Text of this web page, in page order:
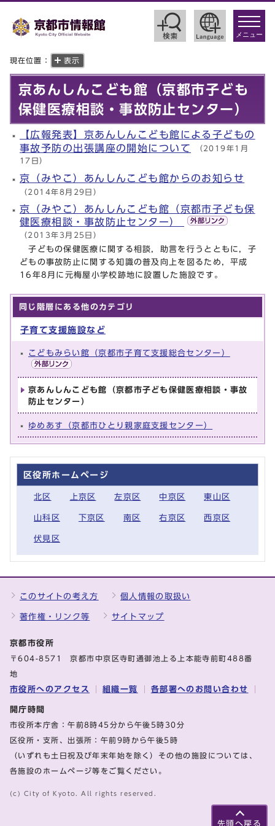
toggle
メニュー
現在位置： 表示
京あんしんこども館（京都市子ども
保健医療相談・事故防止センター）
【広報発表】京あんしんこども館による子どもの
事故予防の出張講座の開始について （2019年1月
17日）
京（みやこ）あんしんこども館からのお知らせ
（2014年8月29日）
京（みやこ）あんしんこども館（京都市子ども保
健医療相談・事故防止センター）
（2013年3月25日）
子どもの保健医療に関する相談，助言を行うとともに，子
どもの事故防止に関する知識の普及向上を図るため，平成
16年8月に元梅屋小学校跡地に設置した施設です。
同じ階層にある他のカテゴリ
子育て支援施設など
こどもみらい館（京都市子育て支援総合センター）
京あんしんこども館（京都市子ども保健医療相談・事故
防止センター）
ゆめあす（京都市ひとり親家庭支援センター）
区役所ホームページ
北区 上京区 左京区 中京区 東山区
山科区 下京区 南区 右京区 西京区
伏見区
先頭へ戻る
このサイトの考え方 個人情報の取扱い
著作権・リンク等 サイトマップ
京都市役所
〒604-8571 京都市中京区寺町通御池上る上本能寺前町488番
地
市役所へのアクセス 組織一覧 各部署へのお問い合わせ
開庁時間
市役所本庁舎：午前8時45分から午後5時30分
区役所・支所、出張所：午前9時から午後5時
（いずれも土日祝及び年末年始を除く）その他の施設については、
各施設のホームページ等をご覧ください。
(c) City of Kyoto. All rights reserved.